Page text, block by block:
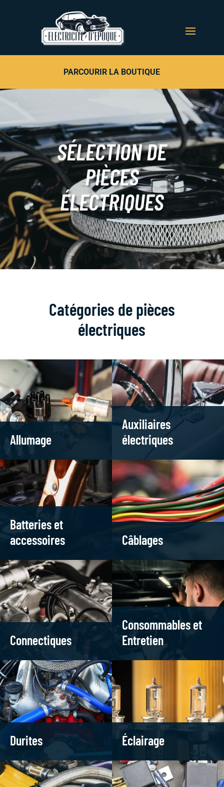
PARCOURIR LA BOUTIQUE
SÉLECTION DE
PIÈCES
ÉLECTRIQUES
Catégories de pièces
électriques
Allumage
Auxiliaires
électriques
Batteries et
accessoires
Câblages
Connectiques
Consommables et
Entretien
Durites Éclairage